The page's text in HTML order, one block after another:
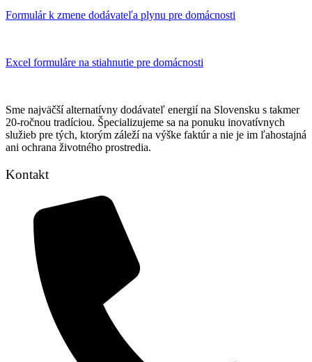
Formulár k zmene dodávateľa plynu pre domácnosti
Excel formuláre na stiahnutie pre domácnosti
Sme najväčší alternatívny dodávateľ energií na Slovensku s takmer
20-ročnou tradíciou. Špecializujeme sa na ponuku inovatívnych
služieb pre tých, ktorým záleží na výške faktúr a nie je im ľahostajná
ani ochrana životného prostredia.
Kontakt